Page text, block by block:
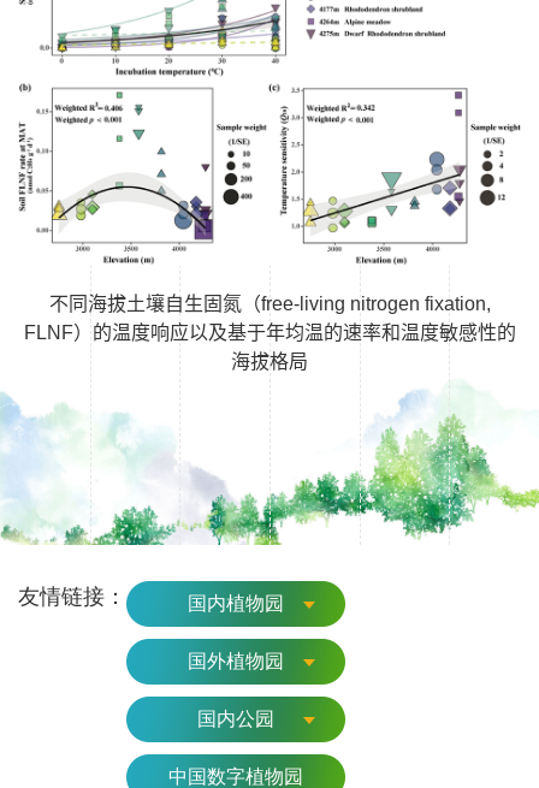
不同海拔土壤自生固氮（free-living nitrogen fixation,
FLNF）的温度响应以及基于年均温的速率和温度敏感性的
海拔格局
友情链接： 国内植物园
国外植物园
国内公园
中国数字植物园